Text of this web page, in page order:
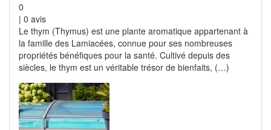
0
| 0 avis
Le thym (Thymus) est une plante aromatique appartenant à
la famille des Lamiacées, connue pour ses nombreuses
propriétés bénéfiques pour la santé. Cultivé depuis des
siècles, le thym est un véritable trésor de bienfaits, (…)